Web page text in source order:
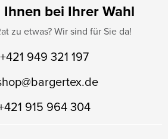
bei Ihrer Wahl
zu etwas? Wir sind für Sie da!
+421 949 321 197
@bargertex.de
915 964 304